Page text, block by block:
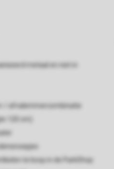
metaal en niet in
afvalemmercombinatie
120 cm)
te koop in de ParkShop